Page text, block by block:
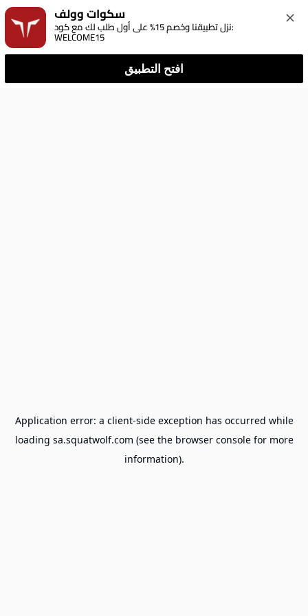
سكوات وولف
نزل تطبيقنا وخصم 15% على أول طلب لك مع كود:
WELCOME15
افتح التطبيق
Application error: a client-side exception has occurred while
loading sa.squatwolf.com (see the browser consolefor more
information).